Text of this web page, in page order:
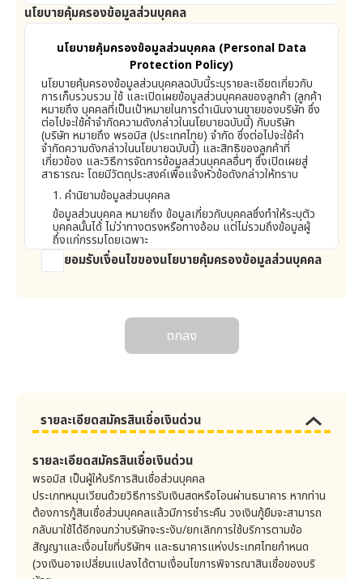
บริษัทจะพิจารณาให้วงเงินสินเชื่อโดยดุลยพินิจของตนเอง
ลูกค้าให้ทราบถึงวงเงินสินเชื่อของลูกค้าโดยแจ้งเป็นหนังสือ
โทรศัพท์ หรือแจ้งด้วยวิธีการอื่นใดที่บริษัทจะกำหนด
ลูกค้าสามารถขอใช้สินเชื่อหลายครั้งภายในวงเงินสินเชื่อที่ได้
รับอนุมัติ โดยขอเบิกสินเชื่อจากเงินโอนผ่านธนาคารหรือวิธี
การอื่นใดที่บริษัทกำหนด บริษัทอาจระงับเงินสินเชื่อทั้งหมด
หรือบางส่วนภายในระยะเวลาอันสมควรที่บริษัทจะพิจารณา
กำหนดโดยไม่ต้องแจ้งให้ลูกค้าทราบล่วงหน้า หากลูกค้าไม่
ปฏิบัติตามเงื่อนไขใดๆ ที่ระบุนี้ หรือเมื่อบริษัทพิจารณาว่ามี
ความจำเป็นที่จะต้องปกป้องสิทธิประโยชน์ของบริษัท หากผล
การตรวจสอบความน่าเชื่อถือทางด้านสินเชื่อของลูกค้าลด
น้อยลง ลูกค้าจะต้องลงทะเบียนตามวิธีการที่บริษัทต้องการ
เมื่อลูกค้าประสงค์จะเพิ่มวงเงินสินเชื่อ
ข้อกำหนดนี้ ลูกค้าต้องชำระให้บริษัทไม่น้อยกว่าจำนวนขั้นต่ำ
ที่ระบุในใบสมัคร/หนังสือสัญญา หรือเนื้อหาตามข้อตกลง
ตามกำหนดวันชำระรายเดือนที่บริษัทและลูกค้าตกลงร่วมกัน
ในการชำระสินเชื่อตามที่ระบุในข้อกำหนดนี้ เมื่อลูกค้าชำระที่
เคาน์เตอร์ธนาคาร จุดบริการรับชำระเงินของคู่ค้าของบริษัท
ทางไปรษณีย์ หรือหักบัญชีธนาคาร (ต่อไปนี้เรียกว่า “หน่วย
งานภายนอก”) ลูกค้าต้องชำระภายในเวลาทำการ หรือเวลา
ให้บริการของสำนักงาน/หน่วยงานภายนอกที่รับชำระเงินนั้น
บริษัทจะนำเงินที่ได้รับชำระจากลูกค้าไปหักชำระหนี้ตามลำดับ
ดังต่อไปนี้ (ก) ค่าใช้จ่ายต่างๆ (ข) ค่าใช้จ่ายในการติดตาม
ทวงถามหนี้ที่ค้างชำระ (ค) ค่าธรรมเนียมในการใช้วงเงินที่
ค้างชำระ (ง) ดอกเบี้ยที่ค้างชำระ (จ) ค่าใช้จ่ายในการติดตาม
นโยบายคุ้มครองข้อมูลส่วนบุคคล
นโยบายคุ้มครองข้อมูลส่วนบุคคล (Personal Data
Protection Policy)
นโยบายคุ้มครองข้อมูลส่วนบุคคลฉบับนี้ระบุรายละเอียดเกี่ยวกับ
การเก็บรวบรวม ใช้ และเปิดเผยข้อมูลส่วนบุคคลของลูกค้า (ลูกค้า
หมายถึง บุคคลที่เป็นเป้าหมายในการดำเนินงานขายของบริษัท ซึ่ง
ต่อไปจะใช้คำจำกัดความดังกล่าวในนโยบายฉบับนี้) กับบริษัท
(บริษัท หมายถึง พรอมิส (ประเทศไทย) จำกัด ซึ่งต่อไปจะใช้คำ
จำกัดความดังกล่าวในนโยบายฉบับนี้) และสิทธิของลูกค้าที่
เกี่ยวข้อง และวิธีการจัดการข้อมูลส่วนบุคคลอื่นๆ ซึ่งเปิดเผยสู่
สาธารณะ โดยมีวัตถุประสงค์เพื่อแจ้งหัวข้อดังกล่าวให้ทราบ
1. คำนิยามข้อมูลส่วนบุคคล
ข้อมูลส่วนบุคคล หมายถึง ข้อมูลเกี่ยวกับบุคคลซึ่งทำให้ระบุตัว
บุคคลนั้นได้ ไม่ว่าทางตรงหรือทางอ้อม แต่ไม่รวมถึงข้อมูลผู้
ถึงแก่กรรมโดยเฉพาะ
2. ข้อมูลส่วนบุคคลที่บริษัทเก็บรวบรวม
1) ข้อมูลที่ระบุตัวตนได้ซึ่งถูกกรอกลงในใบสมัคร เช่น ชื่อ-
สกุล อายุ วันเดือนปีเกิด เพศ เลขหนังสือเดินทาง เลขที่
บัตรประจำตัวประชาชน ที่อยู่ หมายเลขโทรศัพท์ ข้อมูลการ
ติดต่อ ข้อมูลทางการเงิน เอกสารที่ออกโดยราชการ เป็นต้น
เป็นต้น
3) ข้อมูลส่วนบุคคลซึ่งได้รับแบบไม่ได้พบเจอกับลูกค้า
เช่น ชื่อ-สกุล วันเดือนปีเกิด เลขที่บัตรประจำตัวประชาชน ที่
อยู่ หมายเลขโทรศัพท์ ข้อมูลการติดต่อ ไฟล์เสียงสนทนา
เป็นต้น
4) ข้อมูลส่วนบุคคลซึ่งได้รับมาเป็นลายลักษณ์อักษรหรือวิธี
ทางอิเล็กทรอนิกส์ เช่น ชื่อ-สกุล วันเดือนปีเกิด เลขที่บัตร
ประจำตัวประชาชน ที่อยู่ หมายเลขโทรศัพท์ ข้อมูลการติดต่อ
เป็นต้น
5) IP Address และ คุกกี้ ที่มาจากการเข้าถึงเว็บไซต์บริษัท
ยอมรับเงื่อนไขของนโยบายคุ้มครองข้อมูลส่วนบุคคล
ตกลง
รายละเอียดสมัครสินเชื่อเงินด่วน
รายละเอียดสมัครสินเชื่อเงินด่วน
พรอมิส เป็นผู้ให้บริการสินเชื่อส่วนบุคคล
ประเภทหมุนเวียนด้วยวิธีการรับเงินสดหรือโอนผ่านธนาคาร หากท่าน
ต้องการกู้สินเชื่อส่วนบุคคลแล้วมีการชำระคืน วงเงินกู้ยืมจะสามารถ
กลับมาใช้ได้อีกจนกว่าบริษัทจะระงับ/ยกเลิกการใช้บริการตามข้อ
สัญญาและเงื่อนไขที่บริษัทฯ และธนาคารแห่งประเทศไทยกำหนด
(วงเงินอาจเปลี่ยนแปลงได้ตามเงื่อนไขการพิจารณาสินเชื่อของบริ